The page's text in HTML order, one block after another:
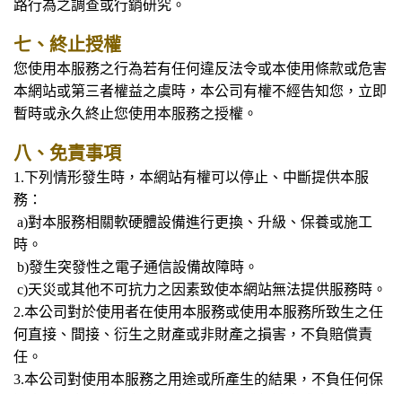
路行為之調查或行銷研究。
七、終止授權
您使用本服務之行為若有任何違反法令或本使用條款或危害
本網站或第三者權益之虞時，本公司有權不經告知您，立即
暫時或永久終止您使用本服務之授權。
八、免責事項
1.下列情形發生時，本網站有權可以停止、中斷提供本服
務：
a)對本服務相關軟硬體設備進行更換、升級、保養或施工
時。
b)發生突發性之電子通信設備故障時。
c)天災或其他不可抗力之因素致使本網站無法提供服務時。
2.本公司對於使用者在使用本服務或使用本服務所致生之任
何直接、間接、衍生之財產或非財產之損害，不負賠償責
任。
3.本公司對使用本服務之用途或所產生的結果，不負任何保